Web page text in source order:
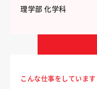
理学部 化学科
こんな仕事をしています